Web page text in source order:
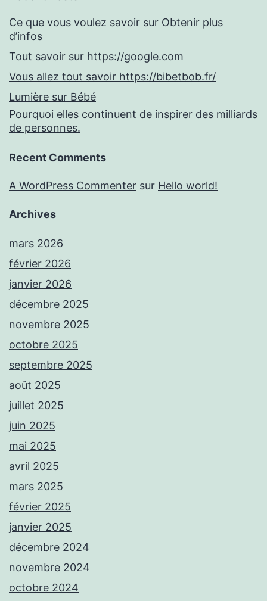
Ce que vous voulez savoir sur Obtenir plus
d’infos
Tout savoir sur https://google.com
Vous allez tout savoir https://bibetbob.fr/
Lumière sur Bébé
Pourquoi elles continuent de inspirer des milliards
de personnes.
Recent Comments
A WordPress Commenter sur Hello world!
Archives
mars 2026
février 2026
janvier 2026
décembre 2025
novembre 2025
octobre 2025
septembre 2025
août 2025
juillet 2025
juin 2025
mai 2025
avril 2025
mars 2025
février 2025
janvier 2025
décembre 2024
novembre 2024
octobre 2024